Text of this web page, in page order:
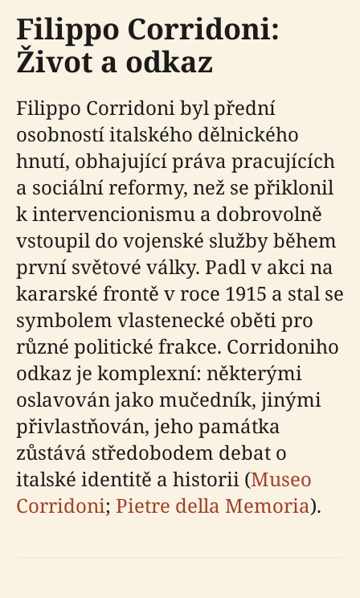
Filippo Corridoni:
Život a odkaz
Filippo Corridoni byl přední
osobností italského dělnického
hnutí, obhajující práva pracujících
a sociální reformy, než se přiklonil
k intervencionismu a dobrovolně
vstoupil do vojenské služby během
první světové války. Padl v akci na
kararské frontě v roce 1915 a stal se
symbolem vlastenecké oběti pro
různé politické frakce. Corridoniho
odkaz je komplexní: některými
oslavován jako mučedník, jinými
přivlastňován, jeho památka
zůstává středobodem debat o
italské identitě a historii (Museo
Corridoni; Pietre della Memoria).